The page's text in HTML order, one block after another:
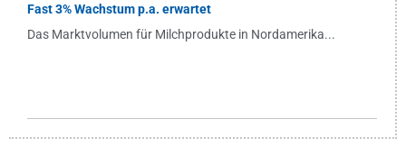
Fast 3% Wachstum p.a. erwartet
Das Marktvolumen für Milchprodukte in Nordamerika...